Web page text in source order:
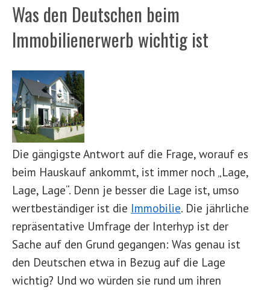
Was den Deutschen beim
Immobilienerwerb wichtig ist
Die gängigste Antwort auf die Frage, worauf es
beim Hauskauf ankommt, ist immer noch „Lage,
Lage, Lage“. Denn je besser die Lage ist, umso
wertbeständiger ist die Immobilie. Die jährliche
repräsentative Umfrage der Interhyp ist der
Sache auf den Grund gegangen: Was genau ist
den Deutschen etwa in Bezug auf die Lage
wichtig? Und wo würden sie rund um ihren